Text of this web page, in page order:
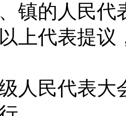
镇的人民
上代表提议
民代表大